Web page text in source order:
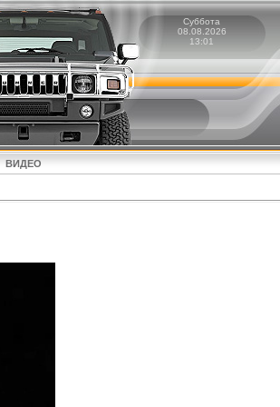
Суббота
08.08.2026
13:01
ВИДЕО